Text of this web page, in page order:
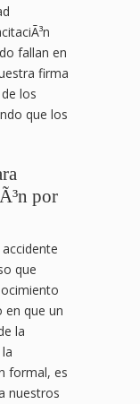
fallan en
firma
los
que los
por
que
en que un
la
formal, es
nuestros